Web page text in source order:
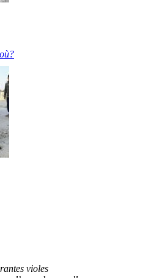
violes